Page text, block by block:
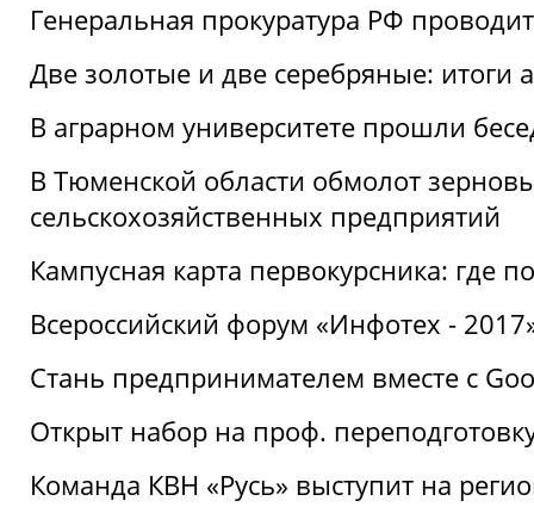
Генеральная прокуратура РФ
Две золотые и две серебряные:
В аграрном университете прошли
В Тюменской области обмолот
сельскохозяйственных предприятий
Кампусная карта первокурсника: где
Всероссийский форум «Инфотех -
Стань предпринимателем вместе с
Открыт набор на проф.
Команда КВН «Русь» выступит на